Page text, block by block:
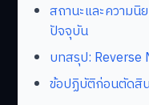
สถานะและความนิ
ปัจจุบัน
บทสรุป: Reverse
ข้อปฏิบัติก่อนตัดสิน